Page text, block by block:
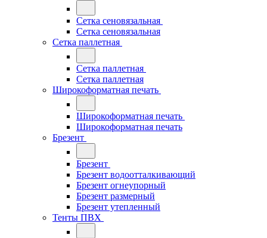
Сетка сеновязальная
Сетка сеновязальная
Сетка паллетная
Сетка паллетная
Сетка паллетная
Широкоформатная печать
Широкоформатная печать
Широкоформатная печать
Брезент
Брезент
Брезент водоотталкивающий
Брезент огнеупорный
Брезент размерный
Брезент утепленный
Тенты ПВХ